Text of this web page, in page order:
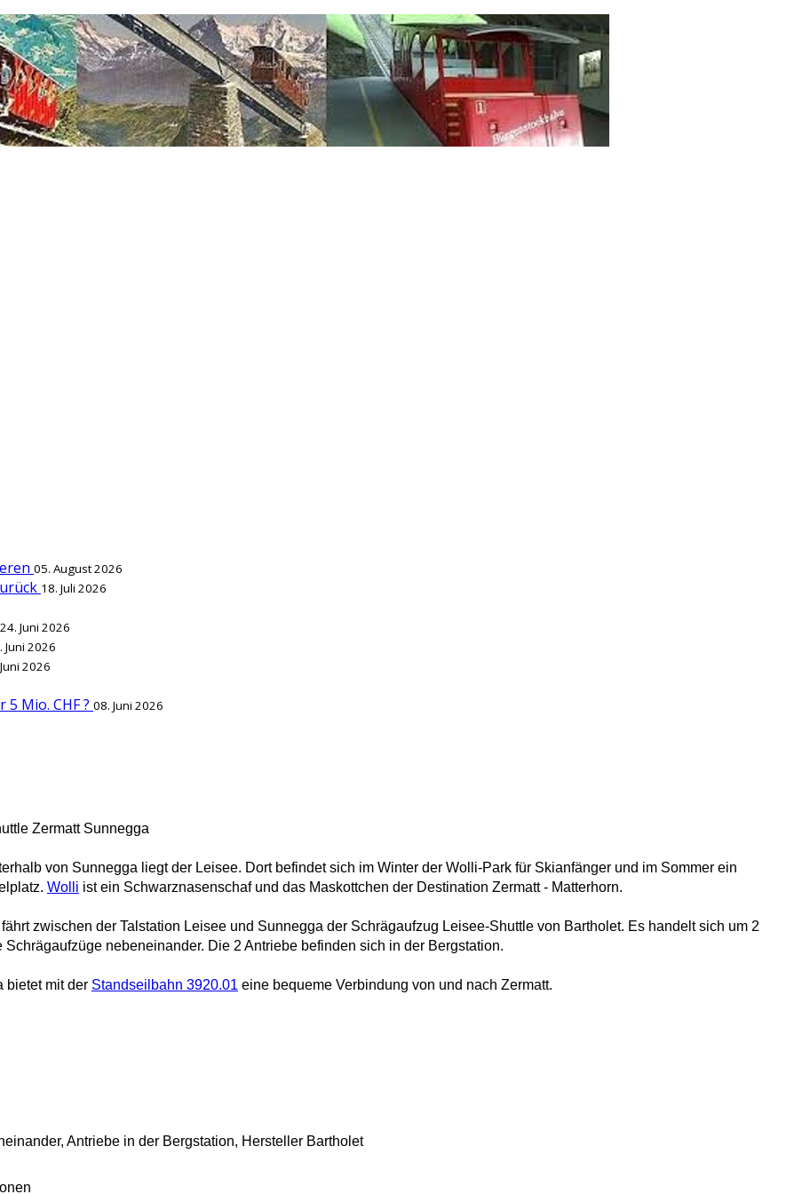
05. August 2026
18. Juli 2026
24. Juni 2026
Juni 2026
2026
Mio. CHF ? 08. Juni 2026
Zermatt Sunnegga
von Sunnegga liegt der Leisee. Dort befindet sich im Winter der Wolli-Park für Skianfänger und im Sommer ein
Wolli ist ein Schwarznasenschaf und das Maskottchen der Destination Zermatt - Matterhorn.
zwischen der Talstation Leisee und Sunnegga der Schrägaufzug Leisee-Shuttle von Bartholet. Es handelt sich um 2
Schrägaufzüge nebeneinander. Die 2 Antriebe befinden sich in der Bergstation.
bietet mit der Standseilbahn 3920.01 eine bequeme Verbindung von und nach Zermatt.
Antriebe in der Bergstation, Hersteller Bartholet